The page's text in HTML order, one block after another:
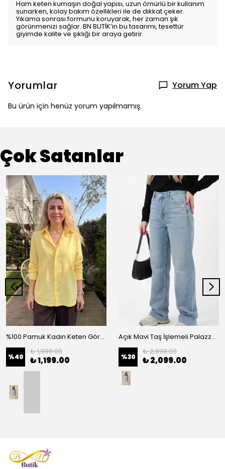
Ham keten kumaşın doğal yapısı, uzun ömürlü bir kullanım
sunarken, kolay bakım özellikleri ile de dikkat çeker.
Yıkama sonrası formunu koruyarak, her zaman şık
görünmenizi sağlar. BN BUTİK’in bu tasarımı, tesettür
giyimde kalite ve şıklığı bir araya getirir.
Yorumlar Yorum Yap
Bu ürün için henüz yorum yapılmamış.
Çok Satanlar
%100 Pamuk Kadın Keten Görünümlü Oversize Gömlek - Rahat Kesim Basic - Sarı
%40
₺ 1,999.00
₺ 1,199.00
Açık Mavi Taş İşlemeli Palazzo Kadın Kot Pantolon - Mavi
%30
₺ 2,999.00
₺ 2,099.00